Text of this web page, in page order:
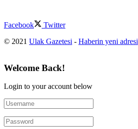
Facebook
Twitter
© 2021 Ulak Gazetesi - Haberin yeni adresi
Welcome Back!
Login to your account below